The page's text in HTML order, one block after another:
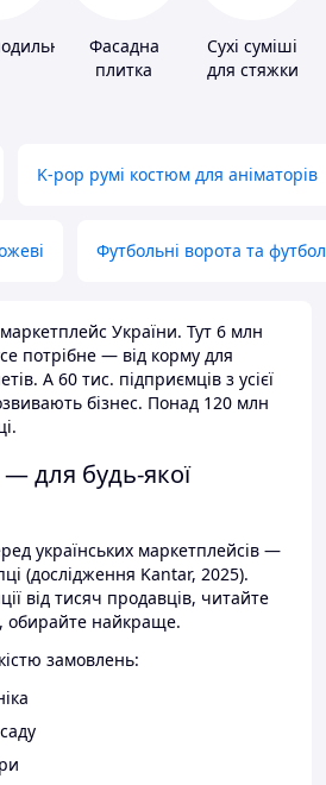
Фасадна
плитка
Сухі суміші
для стяжки
K-pop румі костюм для аніматорів
Футбольні ворота та
України. Тут 6 млн
потрібне — від корму для
А 60 тис. підприємців з усієї
бізнес. Понад 120 млн
для будь-якої
українських маркетплейсів —
(дослідження Kantar, 2025).
від тисяч продавців, читайте
обирайте найкраще.
замовлень: